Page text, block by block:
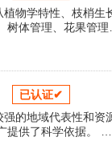
物学特性、枝梢
树体管理、花果管
已认证✔
的地域代表性和
提供了科学依据。